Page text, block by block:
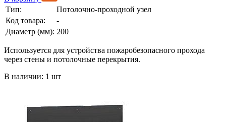
Тип:
Потолочно-проходной узел
Код товара:
-
Диаметр (мм): 200
Используется для устройства пожаробезопасного прохода
через стены и потолочные перекрытия.
В наличии: 1 шт